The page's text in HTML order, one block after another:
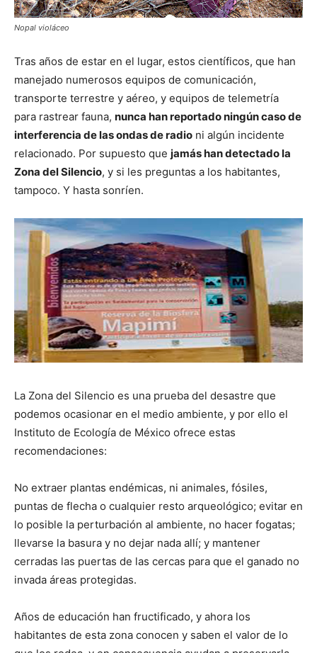
Nopal violáceo
Tras años de estar en el lugar, estos científicos, que han
manejado numerosos equipos de comunicación,
transporte terrestre y aéreo, y equipos de telemetría
para rastrear fauna, nunca han reportado ningún caso de
interferencia de las ondas de radio ni algún incidente
relacionado. Por supuesto que jamás han detectado la
Zona del Silencio, y si les preguntas a los habitantes,
tampoco. Y hasta sonríen.
La Zona del Silencio es una prueba del desastre que
podemos ocasionar en el medio ambiente, y por ello el
Instituto de Ecología de México ofrece estas
recomendaciones:
No extraer plantas endémicas, ni animales, fósiles,
puntas de flecha o cualquier resto arqueológico; evitar en
lo posible la perturbación al ambiente, no hacer fogatas;
llevarse la basura y no dejar nada allí; y mantener
cerradas las puertas de las cercas para que el ganado no
invada áreas protegidas.
Años de educación han fructificado, y ahora los
habitantes de esta zona conocen y saben el valor de lo